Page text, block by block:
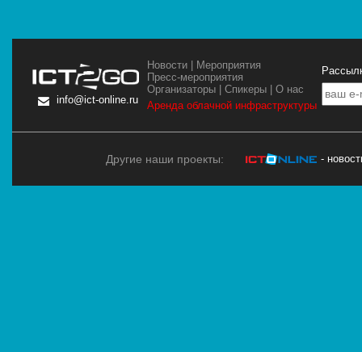
info@ict-online.ru
Новости | Мероприятия
Пресс-мероприятия
Организаторы |Спикеры |О нас
Аренда облачной инфраструктуры
Другие наши проекты: -